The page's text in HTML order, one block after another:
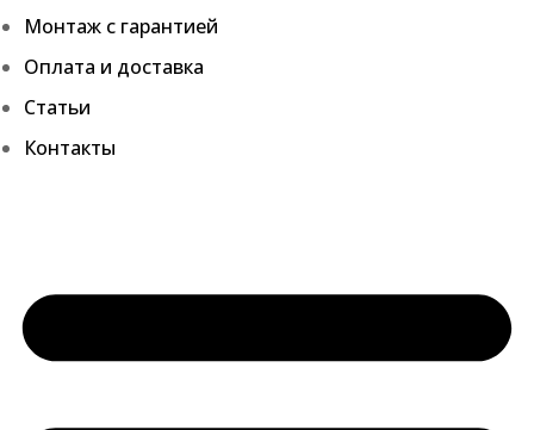
Монтаж с гарантией
Оплата и доставка
Статьи
Контакты